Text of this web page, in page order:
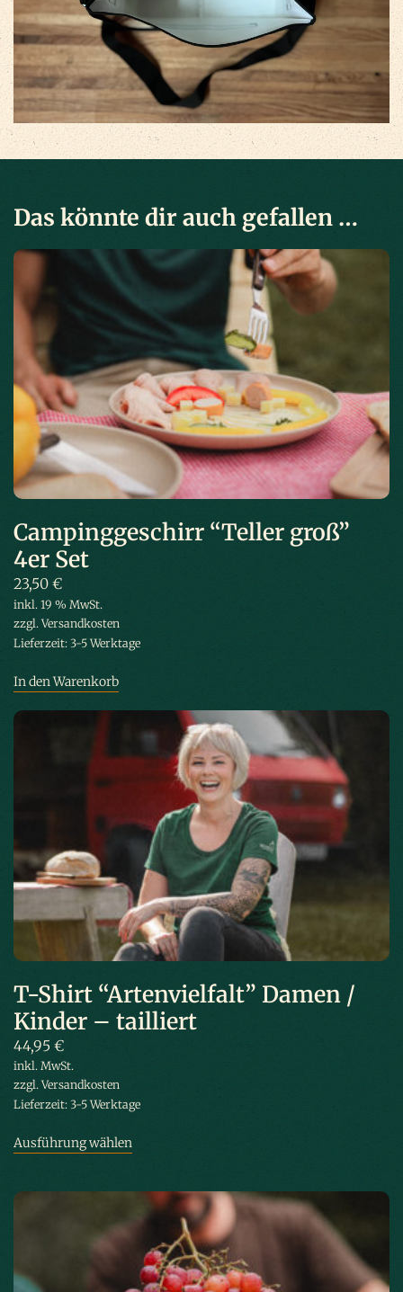
Das könnte dir auch gefallen …
Campinggeschirr “Teller groß”
4er Set
23,50 €
inkl. 19 % MwSt.
zzgl. Versandkosten
Lieferzeit: 3-5 Werktage
In den Warenkorb
T-Shirt “Artenvielfalt” Damen /
Kinder – tailliert
44,95 €
inkl. MwSt.
zzgl.Versandkosten
Lieferzeit: 3-5 Werktage
Ausführung wählen